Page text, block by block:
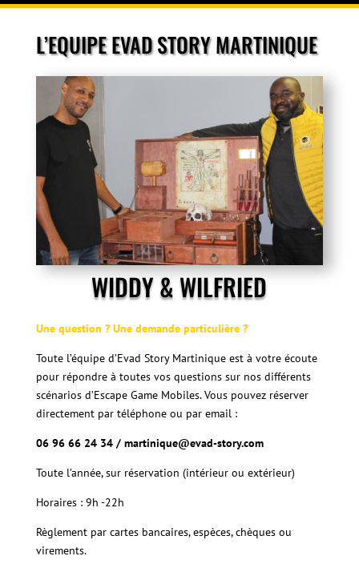
L’EQUIPE EVAD STORY MARTINIQUE
WIDDY & WILFRIED
Une question ? Une demande particulière ?
Toute l’équipe d’Evad Story Martinique est à votre écoute
pour répondre à toutes vos questions sur nos différents
scénarios d’Escape Game Mobiles. Vous pouvez réserver
directement par téléphone ou par email :
06 96 66 24 34 / martinique@evad-story.com
Toute l’année, sur réservation (intérieur ou extérieur)
Horaires : 9h -22h
Règlementpar cartes bancaires, espèces, chèques ou
virements.